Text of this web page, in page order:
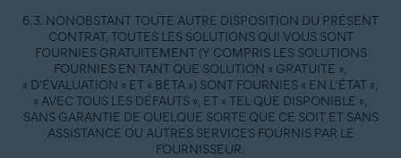
6.3. NONOBSTANT TOUTE AUTRE DISPOSITION DU PRÉSENT
CONTRAT, TOUTES LES SOLUTIONS QUI VOUS SONT
FOURNIES GRATUITEMENT (Y COMPRIS LES SOLUTIONS
FOURNIES EN TANT QUE SOLUTION « GRATUITE »,
« D'ÉVALUATION » ET « BÉTA ») SONT FOURNIES « EN L’ÉTAT »,
« AVEC TOUS LES DÉFAUTS », ET « TEL QUE DISPONIBLE »,
SANS GARANTIE DE QUELQUE SORTE QUE CE SOIT ET SANS
ASSISTANCE OU AUTRES SERVICES FOURNIS PAR LE
FOURNISSEUR.